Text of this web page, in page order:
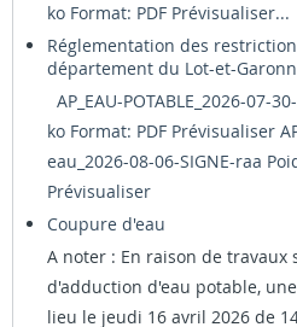
ko Format: PDF Prévisualiser...
Réglementation des
département du Lot-et-
AP_EAU-POTABLE_2026-07-
ko Format: PDF Prévisualiser
eau_2026-08-06-SIGNE-raa
Prévisualiser
Coupure d'eau
A noter : En raison de travaux
d'adduction d'eau potable, une
lieu le jeudi 16 avril 2026 de